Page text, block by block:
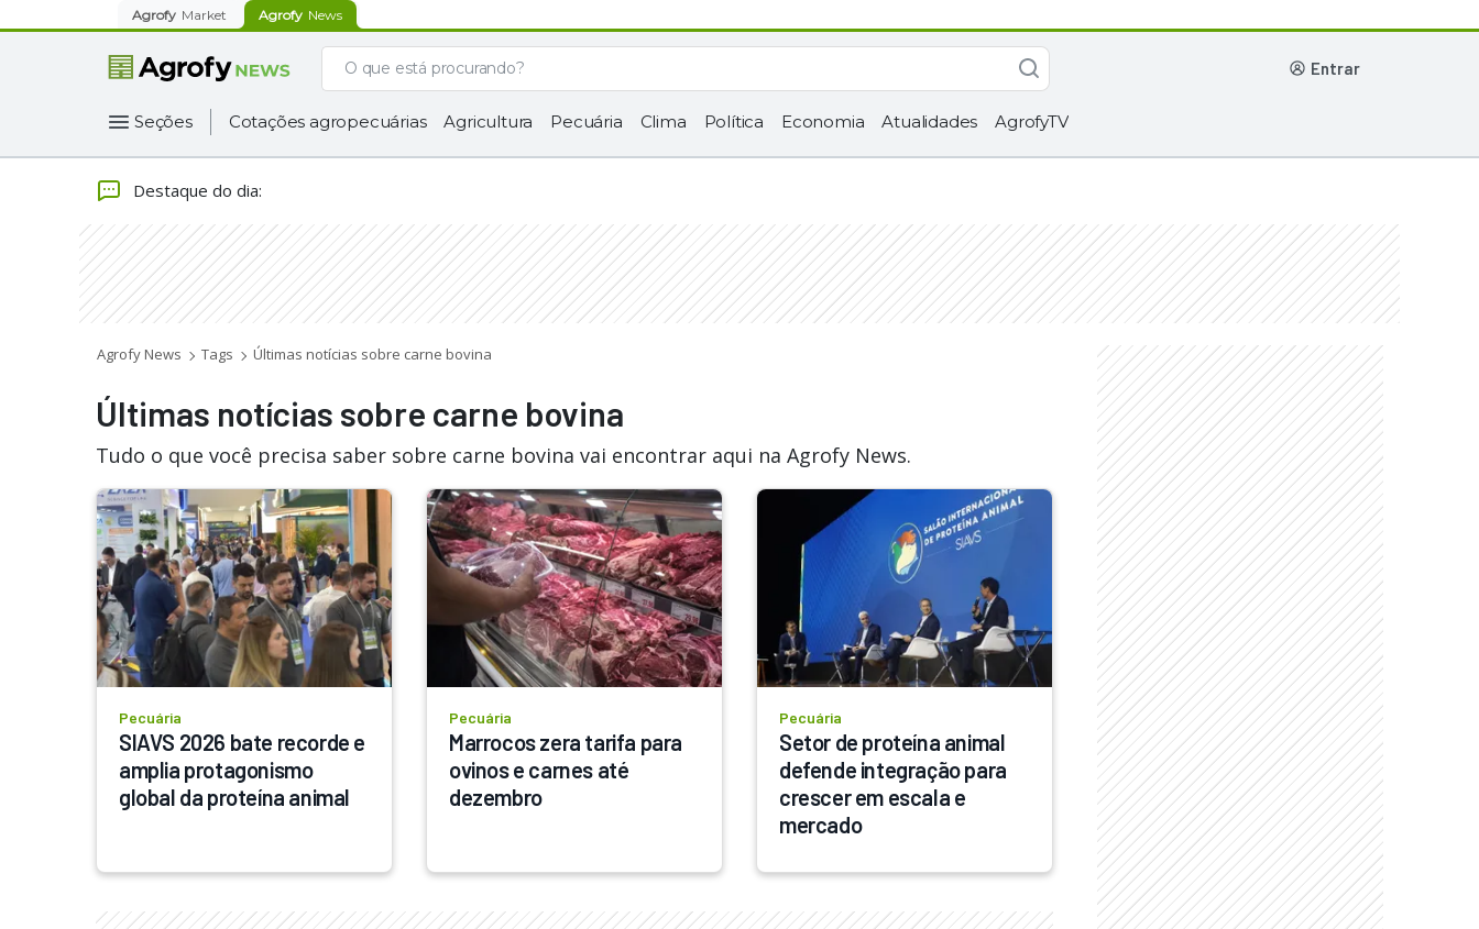
Agrofy Market Agrofy News
entrar
Seções Cotações agropecuárias Agricultura Pecuária Clima Política Economia Atualidades AgrofyTV
Destaque do dia:
Agrofy News Tags Últimas notícias sobre carne bovina
Últimas notícias sobre carne bovina
Tudo o que você precisa saber sobre carne bovina vai encontrar aqui na Agrofy News.
Pecuária
SIAVS 2026 bate recorde e
amplia protagonismo
global da proteína animal
Pecuária
Marrocos zera tarifa para
ovinos e carnes até
dezembro
Pecuária
Setor de proteína animal
defende integração para
crescer em escala e
mercado